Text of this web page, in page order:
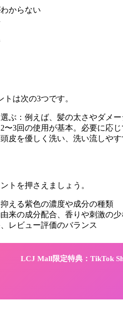
からない
は次の3つです。
ぶ：例えば、髪の太さやダメ
3回の使用が基本。必要に応
皮を優しく洗い、洗い流しや
トを押さえましょう。
える紫色の濃度や成分の種類
来の成分配合、香りや刺激の少
レビュー評価のバランス
LCJ Mall限定特典：TikTok